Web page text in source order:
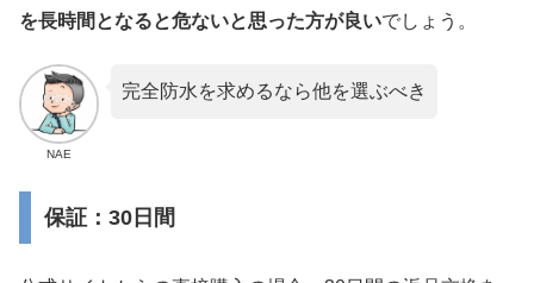
を長時間となると危ないと思った方が良いでしょう。
NAE
完全防水を求めるなら他を選ぶべき
保証：30日間